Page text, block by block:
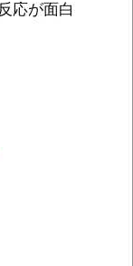
応が面白